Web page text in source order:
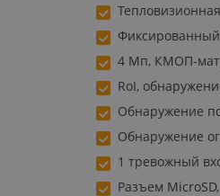
4 Мп, КМОП-
RoI,
Обнаружение
Обнаружение
1 тревожный
Разъем